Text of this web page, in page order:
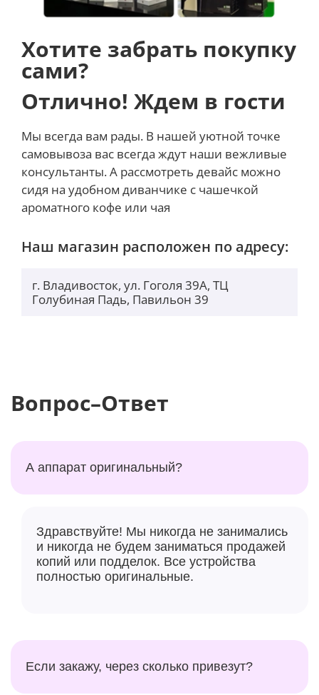
Аудиомикс. Сделайте так, чтобы ваш голос был
Опираясь на продвинутый ИИ и захват
пространственного аудио, Audio Mix позволяет
регулировать звучание голосов в ваших видео,
используя три различных варианта голоса. Хотите
уменьшить фоновый звук? Или просто
сосредоточиться на голосах, которые находятся в
кадре? Просто выберите микс и отрегулируйте
интенсивность, чтобы получить желаемый звук
после записи видео.
опережает чип A16 Bionic в iPhone 15. И он
поддерживает функции камеры следующего уровня,
такие как фотографические стили и управление
Хотите забрать покупку
сами?
Отлично! Ждем в гости
Мы всегда вам рады. В нашей уютной точке
самовывоза вас всегда ждут наши вежливые
консультанты. А рассмотреть девайс можно
сидя на удобном диванчике с чашечкой
ароматного кофе или чая
Наш магазин расположен по адресу:
г. Владивосток, ул. Гоголя 39А, ТЦ
Голубиная Падь, Павильон 39
Вопрос–Ответ
А аппарат оригинальный?
Здравствуйте! Мы никогда не занимались
и никогда не будем заниматься продажей
копий или подделок. Все устройства
полностью оригинальные.
Если закажу, через сколько привезут?